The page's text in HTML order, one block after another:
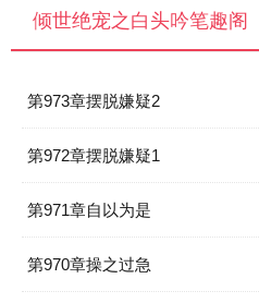
倾世绝宠之白头吟笔趣阁
第973章摆脱嫌疑2
第972章摆脱嫌疑1
第971章自以为是
第970章操之过急